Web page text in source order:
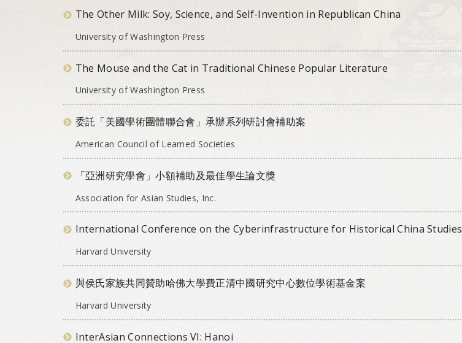
The Other Milk: Soy, Science, and Self-Invention in Republican China
University of Washington Press
The Mouse and the Cat in Traditional Chinese Popular Literature
University of Washington Press
委託「美國學術團體聯合會」承辦系列研討會補助案
American Council of Learned Societies
「亞洲研究學會」小額補助及最佳學生論文獎
Association for Asian Studies, Inc.
International Conference on the Cyberinfrastructure for Historical China Studies
Harvard University
與侯氏家族共同贊助哈佛大學費正清中國研究中心數位學術基金案
Harvard University
InterAsian Connections VI: Hanoi